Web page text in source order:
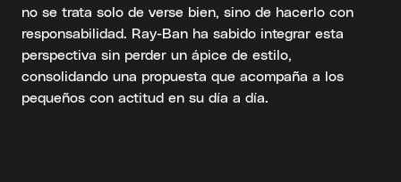
no se trata solo de verse bien, sino de hacerlo con
responsabilidad. Ray-Ban ha sabido integrar esta
perspectiva sin perder un ápice de estilo,
consolidando una propuesta que acompaña a los
pequeños con actitud en su día a día.